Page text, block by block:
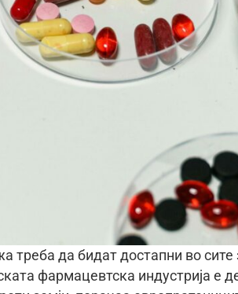
треба да бидат достапни во сите
фармацевтска индустрија е